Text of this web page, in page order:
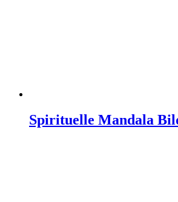
Spirituelle Mandala